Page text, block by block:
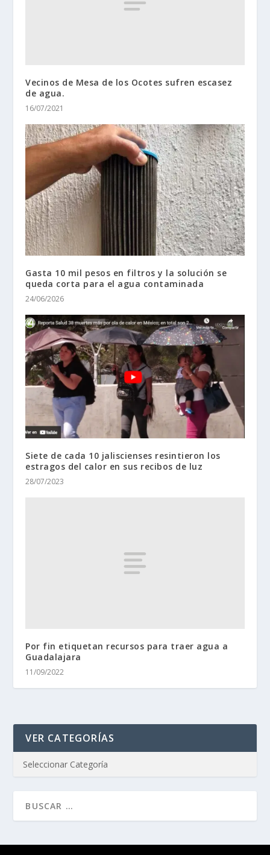
Vecinos de Mesa de los Ocotes sufren escasez
de agua.
16/07/2021
Gasta 10 mil pesos en filtros y la solución se
queda corta para el agua contaminada
24/06/2026
Siete de cada 10 jaliscienses resintieron los
estragos del calor en sus recibos de luz
28/07/2023
Por fin etiquetan recursos para traer agua a
Guadalajara
11/09/2022
VER CATEGORÍAS